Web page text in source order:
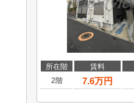
所在階 賃料
2階
7.6万円